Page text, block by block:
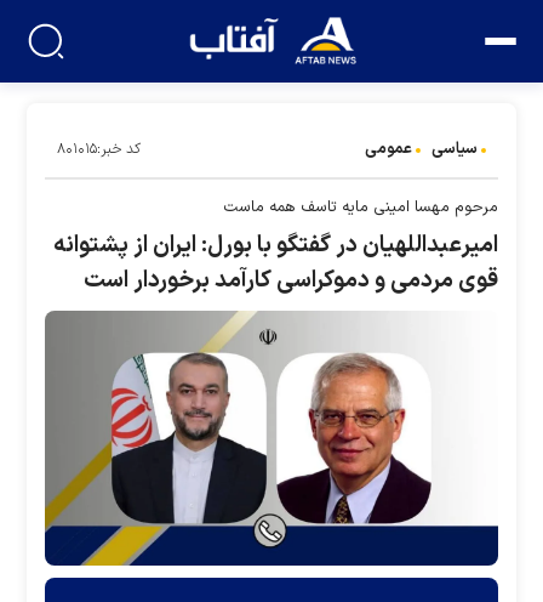
سیاسی عمومی کد خبر:۸۰۱۰۱۵
مرحوم مهسا امینی مایه تاسف همه ماست
امیرعبداللهیان در گفتگو با بورل: ایران از پشتوانه
قوی مردمی و دموکراسی کارآمد برخوردار است